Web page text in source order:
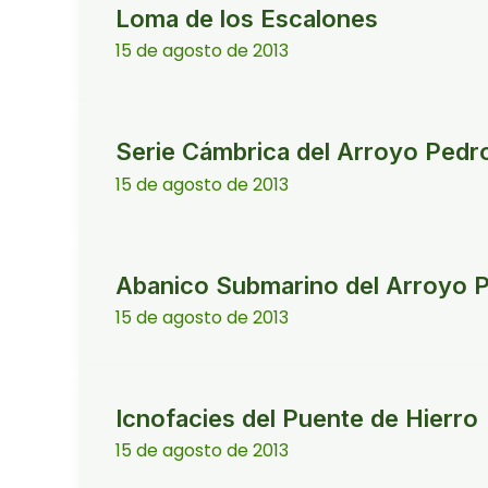
Loma de los Escalones
15 de agosto de 2013
Serie Cámbrica del Arroyo
15 de agosto de 2013
Abanico Submarino del Arroyo
15 de agosto de 2013
Icnofacies del Puente de Hierro
15 de agosto de 2013